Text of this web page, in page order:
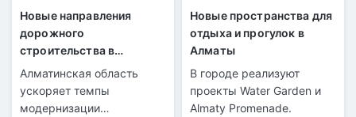
Новые направления
дорожного
строительства в
Алматинской области в
Алматинская область
ускоряет темпы
модернизации
Новые пространства для
отдыха и прогулок в
Алматы
В городе реализуют
проекты Water Garden и
Almaty Promenade.